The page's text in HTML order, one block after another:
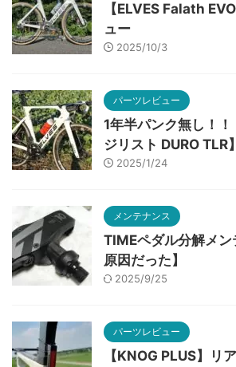
【ELVES Falath
ュー
2025/10/3
パーツレビュー
1年半パンク無し！
ジリスト DURO TLR】
2025/1/24
メンテナンス
TIMEペダル分解メ
原因だった】
2025/9/25
パーツレビュー
【KNOG PLUS】リ